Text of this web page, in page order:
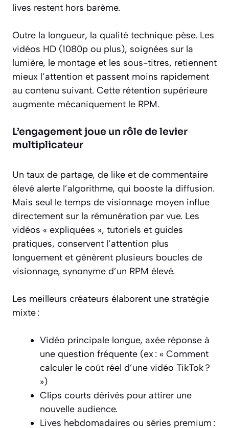
lives restent hors barème.
Outre la longueur, la qualité technique pèse. Les
vidéos HD (1080p ou plus), soignées sur la
lumière, le montage et les sous-titres, retiennent
mieux l’attention et passent moins rapidement
au contenu suivant. Cette rétention supérieure
augmente mécaniquement le RPM.
L’engagement joue un rôle de levier
multiplicateur
Un taux de partage, de like et de commentaire
élevé alerte l’algorithme, qui booste la diffusion.
Mais seul le temps de visionnage moyen influe
directement sur la rémunération par vue. Les
vidéos « expliquées », tutoriels et guides
pratiques, conservent l’attention plus
longuement et génèrent plusieurs boucles de
visionnage, synonyme d’un RPM élevé.
Les meilleurs créateurs élaborent une stratégie
mixte :
Vidéo principale longue, axée réponse à
une question fréquente (ex : « Comment
calculer le coût réel d’une vidéo TikTok ?
»)
Clips courts dérivés pour attirer une
nouvelle audience.
Lives hebdomadaires ou séries premium :